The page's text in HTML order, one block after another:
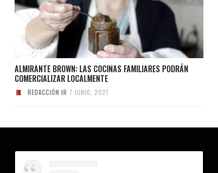
ALMIRANTE BROWN: LAS COCINAS FAMILIARES PODRÁN
COMERCIALIZAR LOCALMENTE
REDACCIÓN IR 7 JUNIO, 2021